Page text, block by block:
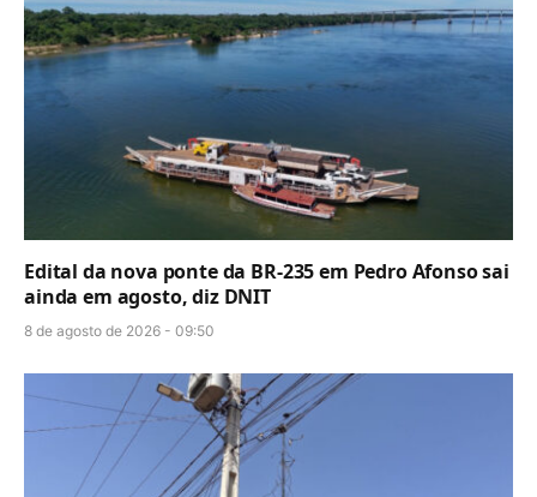
Edital da nova ponte da BR-235 em Pedro Afonso sai
ainda em agosto, diz DNIT
8 de agosto de 2026 - 09:50